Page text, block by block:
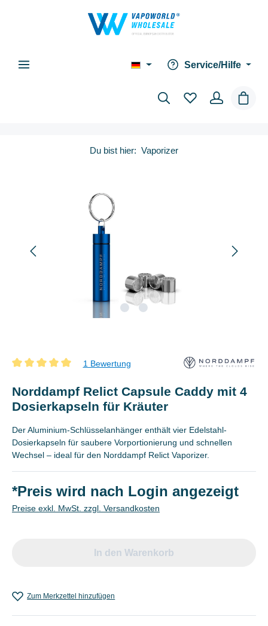
Service/Hilfe
Du bist hier: Vaporizer
1 Bewertung
Norddampf Relict Capsule Caddy mit 4
Dosierkapseln für Kräuter
Der Aluminium-Schlüsselanhänger enthält vier Edelstahl-
Dosierkapseln für saubere Vorportionierung und schnellen
Wechsel – ideal für den Norddampf Relict Vaporizer.
*Preis wird nach Login angezeigt
Preise exkl. MwSt. zzgl. Versandkosten
In den Warenkorb
Zum Merkzettel hinzufügen